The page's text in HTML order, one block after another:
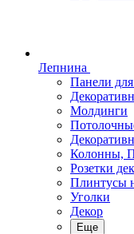
Лепнина
Панели для
Молдинги
Колонны,
Розетки
Плинтусы
Уголки
Декор
Еще